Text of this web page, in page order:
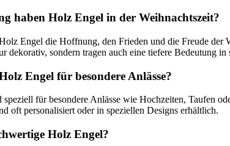
haben Holz⁢ Engel⁣ in​ der Weihnachtszeit?
Engel die Hoffnung, den Frieden ‌und die Freude​ der​
dekorativ, sondern tragen auch​ eine‍ tiefere ‍Bedeutung in
Engel für besondere Anlässe?
für besondere ‍Anlässe wie ⁣Hochzeiten, Taufen
​oft personalisiert⁢ oder in speziellen Designs erhältlich.
Holz Engel?